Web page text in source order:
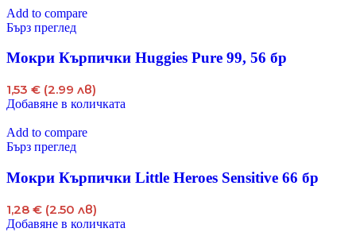
Add to compare
Бърз преглед
Мокри Кърпички Huggies Pure 99, 56 бр
1,53 € (2.99 лв)
Добавяне в количката
Add to compare
Бърз преглед
Мокри Кърпички Little Heroes Sensitive 66 бр
1,28 € (2.50 лв)
Добавяне в количката